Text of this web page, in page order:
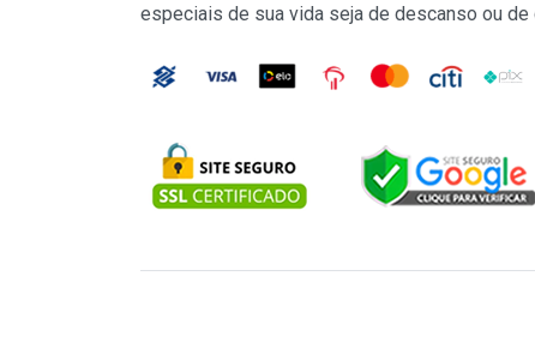
especiais de sua vida seja de descanso ou de